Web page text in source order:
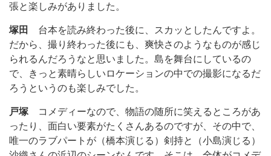
張と楽しみがありました。
塚田
台本を読み終わった後に、スカッとしたんですよ。
だから、撮り終わった後にも、爽快さのようなものが感じ
られるんだろうなと思いました。島を舞台にしているの
で、きっと素晴らしいロケーションの中での撮影になるだ
ろうというのも楽しみでした。
戸塚 コメディーなので、物語の随所に笑えるところがあ
ったり、面白い要素がたくさんあるのですが、その中で、
唯一のラブパートが（橋本演じる）剣持と（小島演じる）